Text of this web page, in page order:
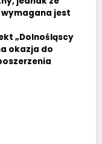
jest
„Dolnośląscy
okazja do